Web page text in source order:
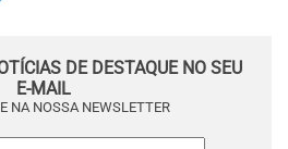
DE DESTAQUE NO SEU
E-MAIL
NA NOSSA NEWSLETTER